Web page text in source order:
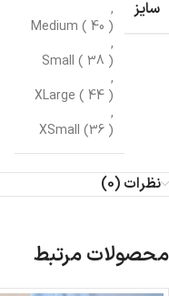
سایز
,
Medium ( 40 )
,
Small ( 38 )
,
XLarge ( 44 )
,
XSmall (36 )
نظرات (0)
محصولات مرتبط